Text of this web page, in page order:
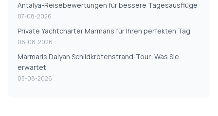
Antalya-Reisebewertungen für bessere Tagesausflüge
07-08-2026
Private Yachtcharter Marmaris für Ihren perfekten Tag
06-08-2026
Marmaris Dalyan Schildkrötenstrand-Tour: Was Sie
erwartet
05-08-2026